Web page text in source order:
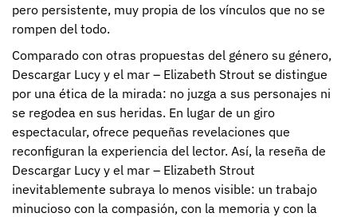
pero persistente, muy propia de los vínculos que no se
rompen del todo.
Comparado con otras propuestas del género su género,
Descargar Lucy y el mar – Elizabeth Strout se distingue
por una ética de la mirada: no juzga a sus personajes ni
se regodea en sus heridas. En lugar de un giro
espectacular, ofrece pequeñas revelaciones que
reconfiguran la experiencia del lector. Así, la reseña de
Descargar Lucy y el mar – Elizabeth Strout
inevitablemente subraya lo menos visible: un trabajo
minucioso con la compasión, con la memoria y con la